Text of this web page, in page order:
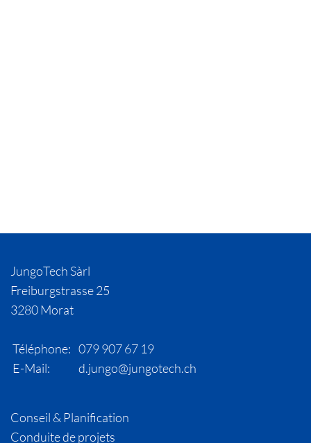
JungoTech Sàrl
Freiburgstrasse 25
3280 Morat
Téléphone:
E-Mail:
079 907 67 19
d.jungo@jungotech.ch
Conseil & Planification
Conduite de projets